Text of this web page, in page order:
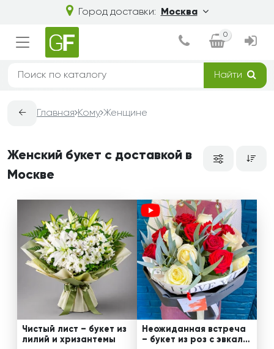
Город доставки: Москва
0
Найти
← Главная Кому Женщине
Женский букет с доставкой в
Москве
Чистый лист – букет из
лилий и хризантемы
Неожиданная встреча
– букет из роз с эвкали